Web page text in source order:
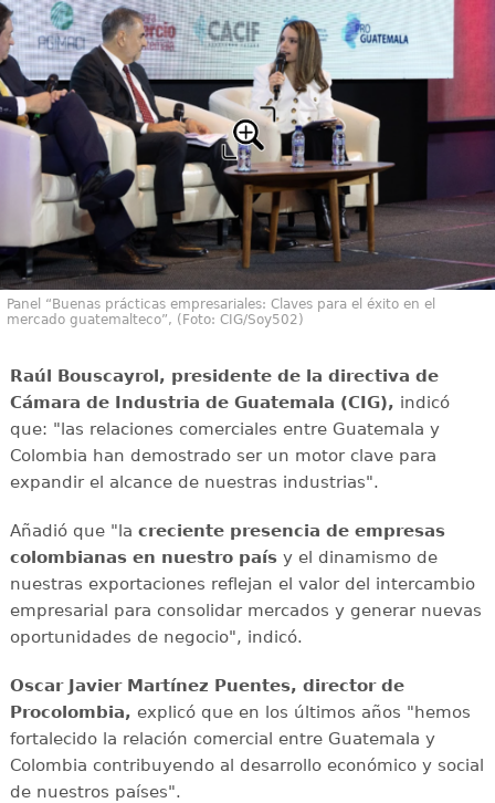
Panel “Buenas prácticas empresariales: Claves para el éxito en el
mercado guatemalteco”, (Foto: CIG/Soy502)
Raúl Bouscayrol, presidente de la directiva de
Cámara de Industria de Guatemala (CIG), indicó
que: "las relaciones comerciales entre Guatemala y
Colombia han demostrado ser un motor clave para
expandir el alcance de nuestras industrias".
Añadió que "la creciente presencia de empresas
colombianas en nuestro paísy el dinamismo de
nuestras exportaciones reflejan el valor del intercambio
empresarial para consolidar mercados y generar nuevas
oportunidades de negocio", indicó.
Oscar Javier Martínez Puentes, director de
Procolombia, explicó que en los últimos años "hemos
fortalecido la relación comercial entre Guatemala y
Colombia contribuyendo al desarrollo económico y social
de nuestros países".